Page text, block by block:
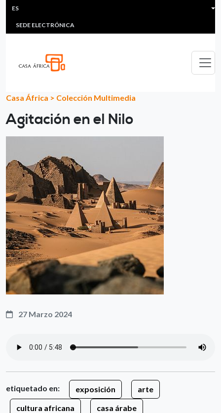
Pasar al contenido principal
HEADER MENU
MULTIMEDIA
SEDE ELECTRÓNICA
ES
Casa África > Colección Multimedia
Agitación en el Nilo
27 Marzo 2024
etiquetado en: exposición
arte
cultura africana
casa árabe